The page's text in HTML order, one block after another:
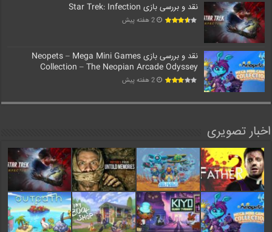
نقد و بررسی بازی Star Trek: Infection
2 هفته پیش
نقد و بررسی بازی Neopets – Mega Mini Games
Collection – The Neopian Arcade Odyssey
2 هفته پیش
اخبار تصویری